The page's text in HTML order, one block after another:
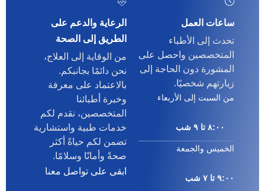
ساعات العمل
تحدث إلى الأطباء
المتخصصين واحصل على
المشورة دون الحاجة إلى
زيارتهم شخصيًا.
من السبت إلى الأربعاء
۸:۰۰ تا ۹ شب
الخميس والجمعة
۹:۰۰ تا ۷ شب
الرعاية والدعم على
الطريق إلى الصحة
من الوقاية إلى العلاج،
نحن دائمًا بجانبكم.
بالاعتماد على معرفة
وخبرة أطبائنا
المتخصصين، نقدم لكم
خدمات طبية واستشارية
تضمن لكم حياةً أكثر
صحةً وأمانًا وسلامًا.
ابقى على تواصل معنا